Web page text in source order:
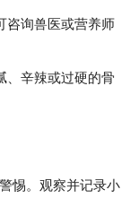
咨询兽医或营养师
辛辣或过硬的骨
惕。观察并记录小